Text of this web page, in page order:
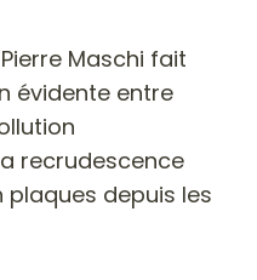
Maschi fait
évidente entre
recrudescence
depuis les